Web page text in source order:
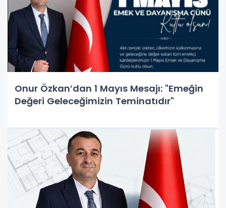
Onur Özkan’dan 1 Mayıs Mesajı: "Emeğin
Değeri Geleceğimizin Teminatıdır"